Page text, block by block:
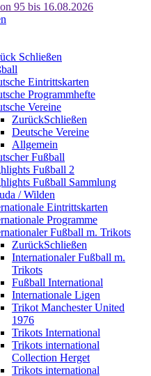
95 bis 16.08.2026
Schließen
Eintrittskarten
Programmhefte
Vereine
ZurückSchließen
Deutsche Vereine
Allgemein
Fußball
Fußball 2
Fußball Sammlung
/ Wilden
Eintrittskarten
Programme
Fußball m. Trikots
ZurückSchließen
Internationaler Fußball m.
Trikots
Fußball International
Internationale Ligen
Trikot Manchester United
1976
Trikots International
Trikots international
Collection Herget
Trikots international